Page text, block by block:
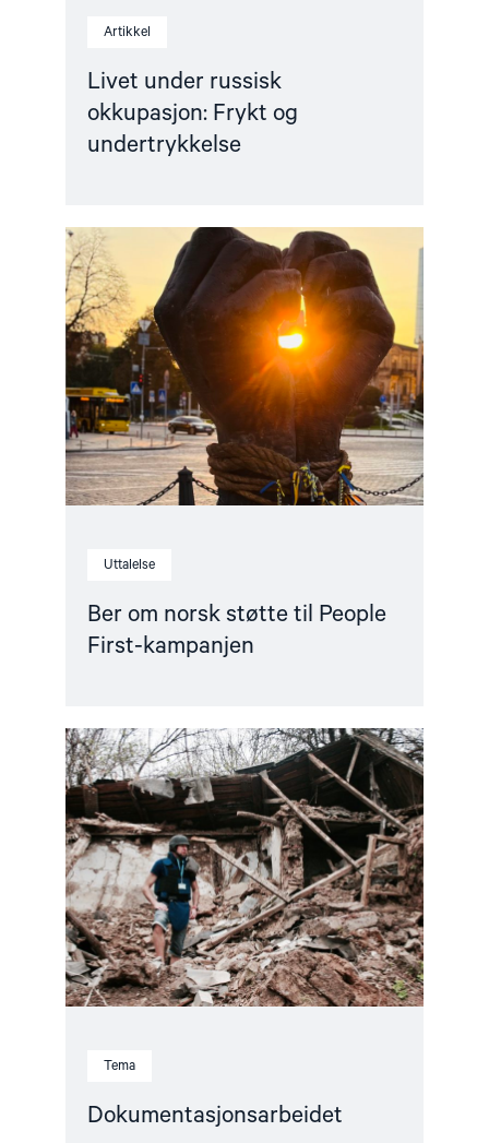
Artikkel
Livet under russisk
okkupasjon: Frykt og
undertrykkelse
Uttalelse
Ber om norsk støtte til People
First-kampanjen
Read
article
"Ber
om
norsk
støtte
People
First-
kampanjen"
Tema
Dokumentasjonsarbeidet
Read
article
"Dokumentasjonsarbeidet"